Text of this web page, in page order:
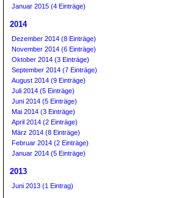
Januar 2015 (4 Einträge)
2014
Dezember 2014 (8 Einträge)
November 2014 (6 Einträge)
Oktober 2014 (3 Einträge)
September 2014 (7 Einträge)
August 2014 (9 Einträge)
Juli 2014 (5 Einträge)
Juni 2014 (5 Einträge)
Mai 2014 (3 Einträge)
April 2014 (2 Einträge)
März 2014 (8 Einträge)
Februar 2014 (2 Einträge)
Januar 2014 (5 Einträge)
2013
Juni 2013 (1 Eintrag)